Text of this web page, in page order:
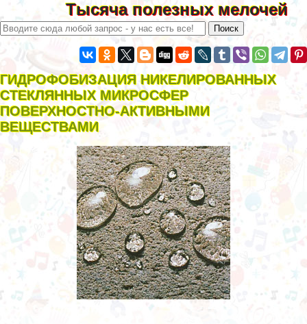
Тысяча полезных мелочей
ГИДРОФОБИЗАЦИЯ НИКЕЛИРОВАННЫХ
СТЕКЛЯННЫХ МИКРОСФЕР
ПОВЕРХНОСТНО-АКТИВНЫМИ
ВЕЩЕСТВАМИ